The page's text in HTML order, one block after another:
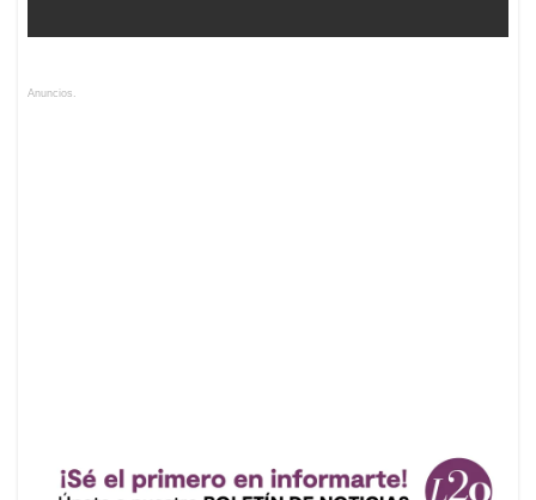
Anuncios.